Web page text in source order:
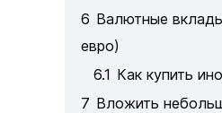
6 Валютные
евро)
6.1 Как купить
7 Вложить